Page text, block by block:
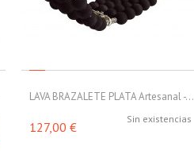
LAVA BRAZALETE PLATA Artesanal -...
Sin existencias
127,00 €